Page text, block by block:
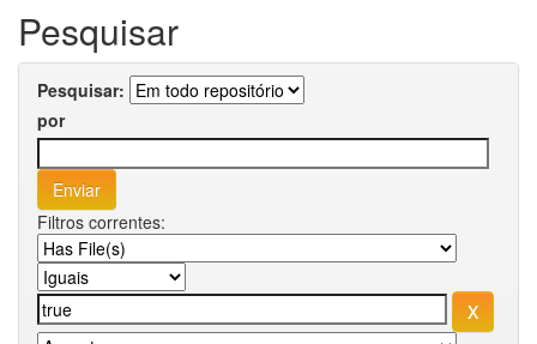
Pesquisar
Pesquisar:
por
Filtros correntes: